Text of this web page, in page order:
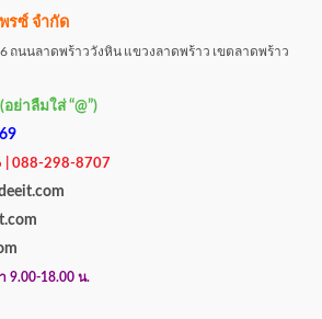
รซ์ จำกัด
ถนนลาดพร้าววังหิน แขวงลาดพร้าว เขตลาดพร้าว
ย่าลืมใส่ “@”)
| 088-298-8707
9.00-18.00 น.